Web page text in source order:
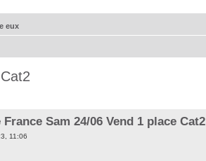
eux
Sam 24/06 Vend 1 place Cat2
11:06